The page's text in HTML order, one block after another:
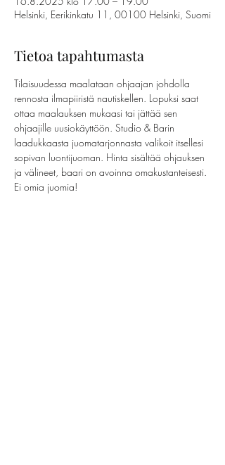
Helsinki, Eerikinkatu 11, 00100 Helsinki, Suomi
Tietoa tapahtumasta
Tilaisuudessa maalataan ohjaajan johdolla
rennosta ilmapiiristä nautiskellen. Lopuksi saat
ottaa maalauksen mukaasi tai jättää sen
ohjaajille uusiokäyttöön. Studio & Barin
laadukkaasta juomatarjonnasta valikoit itsellesi
sopivan luontijuoman. Hinta sisältää ohjauksen
ja välineet, baari on avoinna omakustanteisesti.
Ei omia juomia!